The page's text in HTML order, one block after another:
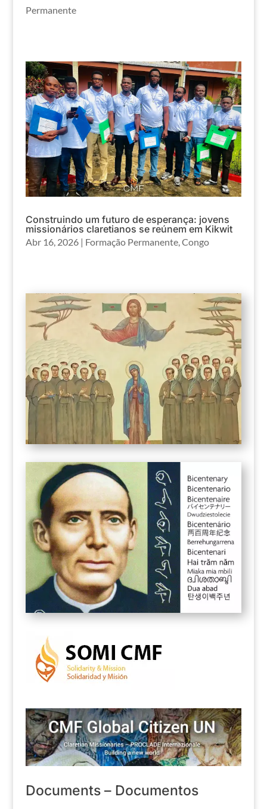
Permanente
Construindo um futuro de esperança: jovens
missionários claretianos se reúnem em Kikwit
Abr 16, 2026| Formação Permanente, Congo
Documents – Documentos